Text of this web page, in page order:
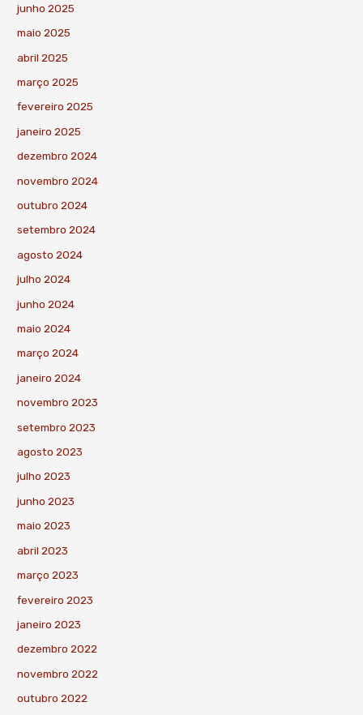
junho 2025
maio 2025
abril 2025
março 2025
fevereiro 2025
janeiro 2025
dezembro 2024
novembro 2024
outubro 2024
setembro 2024
agosto 2024
julho 2024
junho 2024
maio 2024
março 2024
janeiro 2024
novembro 2023
setembro 2023
agosto 2023
julho 2023
junho 2023
maio 2023
abril 2023
março 2023
fevereiro 2023
janeiro 2023
dezembro 2022
novembro 2022
outubro 2022